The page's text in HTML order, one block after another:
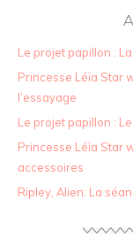
Le projet papillon :
Princesse Léïa Star
l’essayage
Le projet papillon :
Princesse Léïa Star
accessoires
Ripley, Alien: La